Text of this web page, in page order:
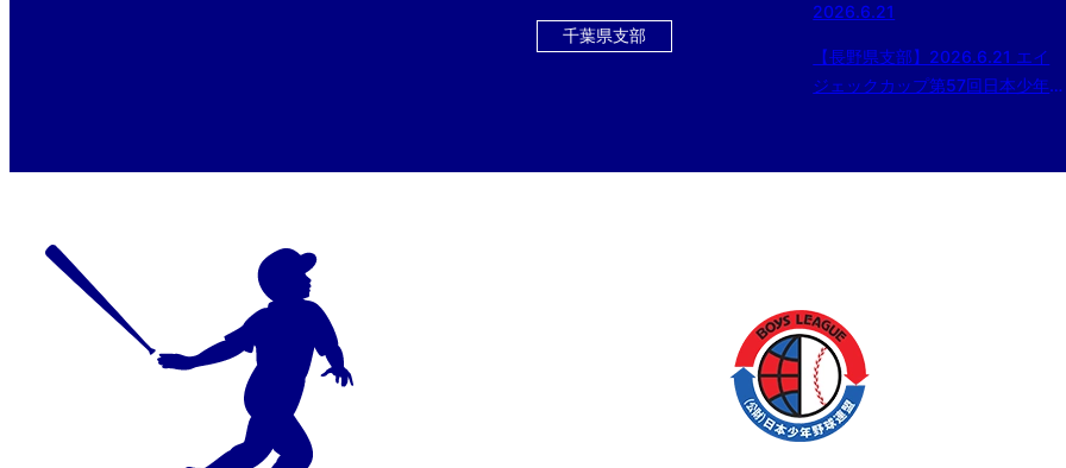
千葉県支部
2026.6.21
【長野県支部】2026.6.21 エイ
ジェックカップ第57回日本少年